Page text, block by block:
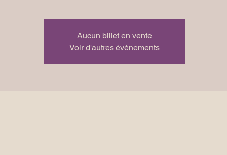
Aucun billet en vente
Voir d'autres événements